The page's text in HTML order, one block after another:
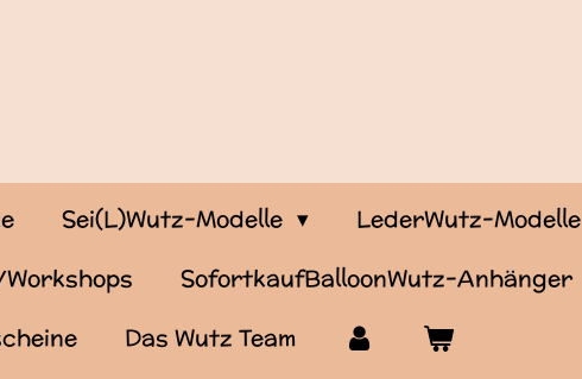
Sei(L)Wutz-Modelle LederWutz-Modelle
SofortkaufBalloonWutz-Anhänger
Das Wutz Team